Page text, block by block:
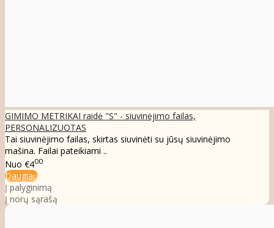
GIMIMO METRIKAI raidė "S" - siuvinėjimo failas,
PERSONALIZUOTAS
Tai siuvinėjimo failas, skirtas siuvinėti su jūsų siuvinėjimo
mašina. Failai pateikiami ..
Nuo €400
Daugiau
Į palyginimą
Į norų sąrašą